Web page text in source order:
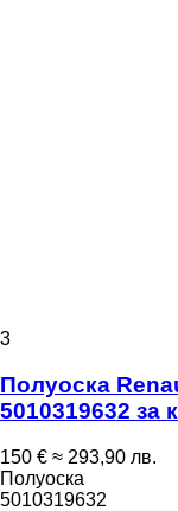
3
Полуоска
5010319632 за
150 € ≈ 293,90 лв.
Полуоска
5010319632